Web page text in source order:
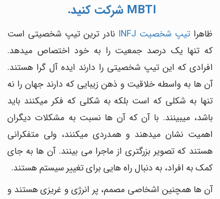
MBTI شرکت کنید.
ظاهراتیپ شخصیت INFJ
نادر ترین تیپ شخصیتی است
که تنها یک درصد جمعیت را به خود اختصاص می‎دهد.
افرادی که این تیپ شخصیتی را دارند ایده‎ آل گرا هستند.
آن ها به واسطه خلاقیت و ذهن زیبایی که دارند جهان را نه
تنها به شکلی که است بلکه به شکلی که فکر می‎کنند باید
باشد، می‎بینند. با آن‎ که آن ها نسبت به مشکلات دیگران
اهمیت نشان می‎دهند و همدردی می‎کنند، ولی متفکرانی
هستند که تصویر بزرگتری از ماجرا می بینند. آن ها به جای
کمک به افراد، به دنبال راه هایی برای تغییر سیستم هستند.
آن ها همچنین اشخاصی مصمم، پر انرژی و غریزی هستند و